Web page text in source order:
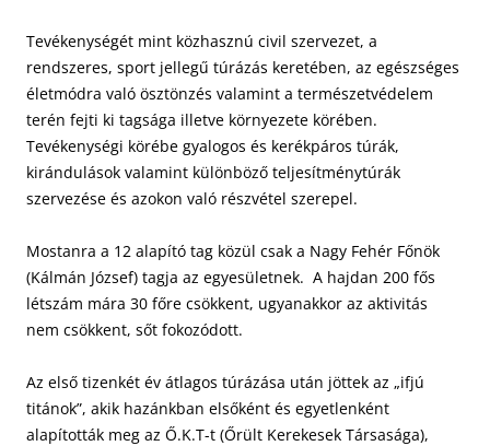
Tevékenységét mint közhasznú civil szervezet, a
rendszeres, sport jellegű túrázás keretében, az egészséges
életmódra való ösztönzés valamint a természetvédelem
terén fejti ki tagsága illetve környezete körében.
Tevékenységi körébe gyalogos és kerékpáros túrák,
kirándulások valamint különböző teljesítménytúrák
szervezése és azokon való részvétel szerepel.
Mostanra a 12 alapító tag közül csak a Nagy Fehér Főnök
(Kálmán József) tagja az egyesületnek. A hajdan 200 fős
létszám mára 30 főre csökkent, ugyanakkor az aktivitás
nem csökkent, sőt fokozódott.
Az első tizenkét év átlagos túrázása után jöttek az „ifjú
titánok”, akik hazánkban elsőként és egyetlenként
alapították meg az Ő.K.T-t (Őrült Kerekesek Társasága),